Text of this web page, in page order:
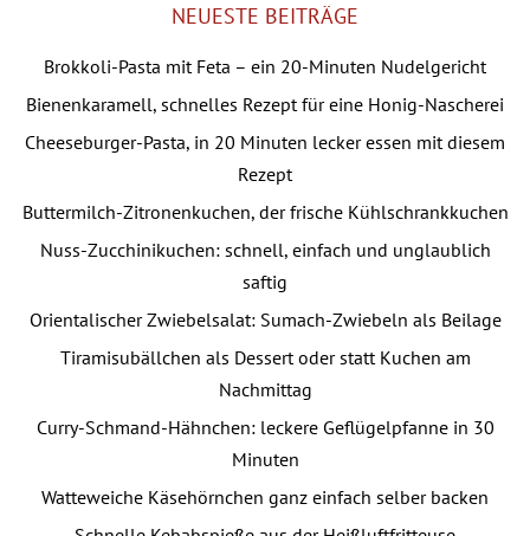
NEUESTE BEITRÄGE
Brokkoli-Pasta mit Feta – ein 20-Minuten Nudelgericht
Bienenkaramell, schnelles Rezept für eine Honig-Nascherei
Cheeseburger-Pasta, in 20 Minuten lecker essen mit diesem
Rezept
Buttermilch-Zitronenkuchen, der frische Kühlschrankkuchen
Nuss-Zucchinikuchen: schnell, einfach und unglaublich
saftig
Orientalischer Zwiebelsalat: Sumach-Zwiebeln als Beilage
Tiramisubällchen als Dessert oder statt Kuchen am
Nachmittag
Curry-Schmand-Hähnchen: leckere Geflügelpfanne in 30
Minuten
Watteweiche Käsehörnchen ganz einfach selber backen